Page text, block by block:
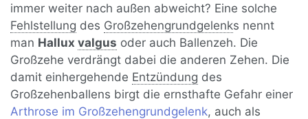
immer weiter nach außen abweicht? Eine solche
Fehlstellung des Großzehengrundgelenks nennt
man Halluxvalgus oder auch Ballenzeh. Die
Großzehe verdrängt dabei die anderen Zehen. Die
damit einhergehende Entzündung des
Großzehenballens birgt die ernsthafte Gefahr einer
Arthrose im Großzehengrundgelenk, auch als